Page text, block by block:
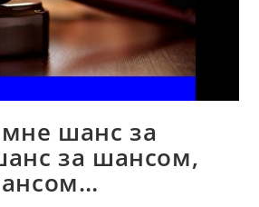
шанс за
за шансом,